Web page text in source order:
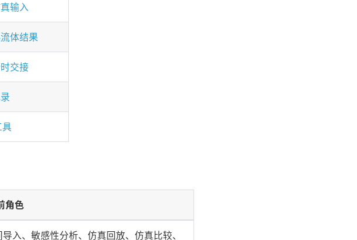
输入
体结果
交接
角色
入、敏感性分析、仿真回放、仿真比较、